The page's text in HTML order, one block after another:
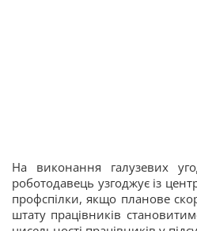
На виконання галузевих
роботодавець узгоджує із
профспілки, якщо планове
штату працівників